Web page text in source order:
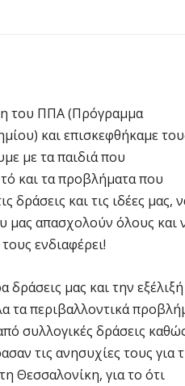
του ΠΠΑ (Πρόγραμμα
και επισκεφθήκαμε
με τα παιδιά που
και τα προβλήματα που
δράσεις και τις ιδέες μας,
μας απασχολούν όλους και
ενδιαφέρει!
μας και την εξέλιξή
τα περιβαλλοντικά
συλλογικές δράσεις
τις ανησυχίες τους για
Θεσσαλονίκη, για το ότι